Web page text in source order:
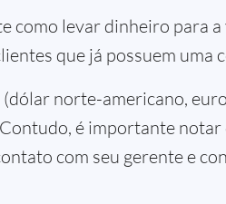
como levar dinheiro para a
que já possuem uma
norte-americano,
é importante notar
com seu gerente e